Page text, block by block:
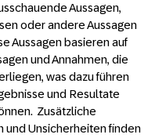
Aussagen,
oder andere Aussagen
Aussagen basieren auf
und Annahmen, die
was dazu führen
und Resultate
Zusätzliche
und Unsicherheiten finden